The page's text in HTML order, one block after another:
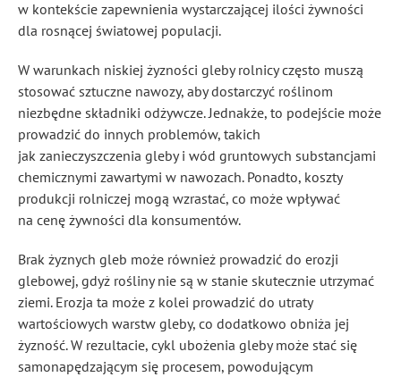
w kontekście zapewnienia wystarczającej ilości żywności
dla rosnącej światowej populacji.
W warunkach niskiej żyzności gleby rolnicy często muszą
stosować sztuczne nawozy, aby dostarczyć roślinom
niezbędne składniki odżywcze. Jednakże, to podejście może
prowadzić do innych problemów, takich
jak zanieczyszczenia gleby i wód gruntowych substancjami
chemicznymi zawartymi w nawozach. Ponadto, koszty
produkcji rolniczej mogą wzrastać, co może wpływać
na cenę żywności dla konsumentów.
Brak żyznych gleb może również prowadzić do erozji
glebowej, gdyż rośliny nie są w stanie skutecznie utrzymać
ziemi. Erozja ta może z kolei prowadzić do utraty
wartościowych warstw gleby, co dodatkowo obniża jej
żyzność. W rezultacie, cykl ubożenia gleby może stać się
samonapędzającym się procesem, powodującym